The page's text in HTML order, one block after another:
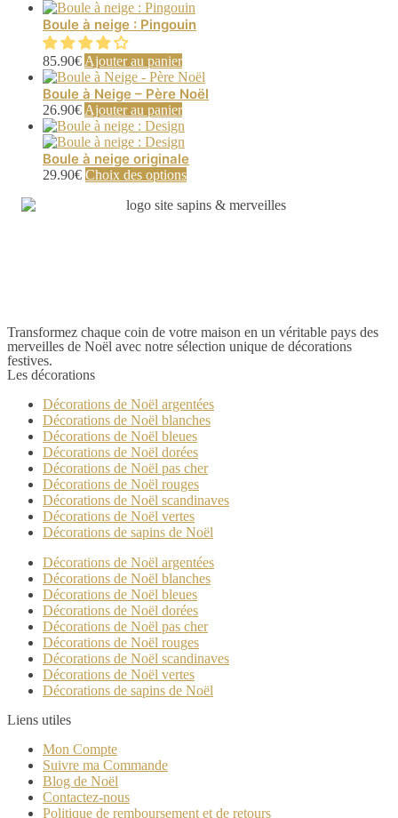
Boule à neige : Pingouin
85.90€ Ajouter au panier
Boule à Neige – Père Noël
26.90€ Ajouter au panier
Boule à neige originale
29.90€ Choix des optionsCe
a
sur
la
produit
Transformez chaque coin de votre maison en un véritable pays des
merveilles de Noël avec notre sélection unique de décorations
festives.
Les décorations
Décorations de Noël argentées
Décorations de Noël blanches
Décorations de Noël bleues
Décorations de Noël dorées
Décorations de Noël pas cher
Décorations de Noël rouges
Décorations de Noël scandinaves
Décorations de Noël vertes
Décorations de sapins de Noël
Décorations de Noël argentées
Décorations de Noël blanches
Décorations de Noël bleues
Décorations de Noël dorées
Décorations de Noël pas cher
Décorations de Noël rouges
Décorations de Noël scandinaves
Décorations de Noël vertes
Décorations de sapins de Noël
Liens utiles
Mon Compte
Suivre ma Commande
Blog de Noël
Contactez-nous
Politique de remboursement et de retours